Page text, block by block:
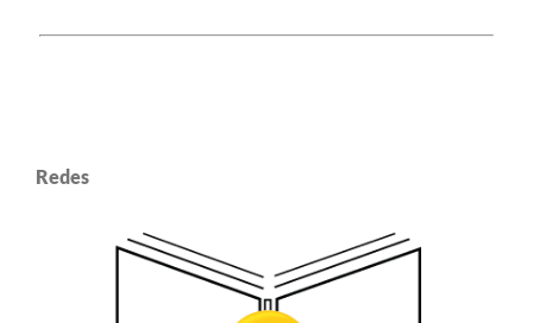
Redes